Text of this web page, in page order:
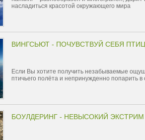
насладиться красотой окружающего мира
ВИНГСЬЮТ - ПОЧУВСТВУЙ СЕБЯ
Если Вы хотите получить незабываемые
птичьего полёта и непринужденно попарить в
БОУЛДЕРИНГ - НЕВЫСОКИЙ ЭКСТРИМ